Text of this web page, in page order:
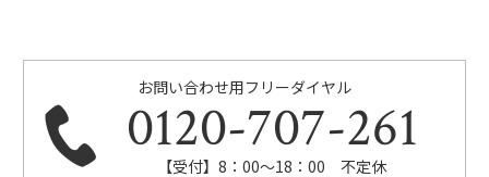
お問い合わせ用フリーダイヤル
0120-707-261
【受付】8：00～18：00 不定休